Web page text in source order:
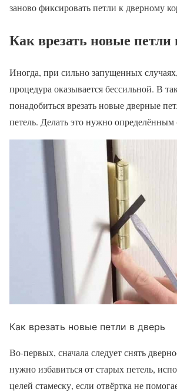
заново фиксировать петли к дверному
Как врезать новые петли
Иногда, при сильно запущенных
процедура оказывается бессильной. В
понадобиться врезать новые дверные
петель. Делать это нужно определённым
Как врезать новые петли в дверь
Во-первых, сначала следует снять
нужно избавиться от старых петель,
целей стамеску, если отвёртка не